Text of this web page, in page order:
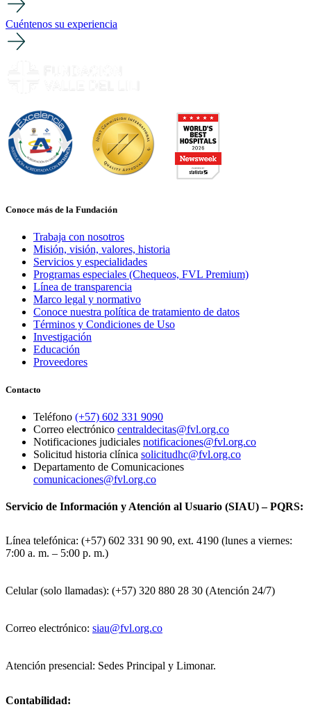
Cuéntenos su experiencia
Conoce más de la Fundación
Trabaja con nosotros
Misión, visión, valores, historia
Servicios y especialidades
Programas especiales (Chequeos, FVL Premium)
Línea de transparencia
Marco legal y normativo
Conoce nuestra política de tratamiento de datos
Términos y Condiciones de Uso
Investigación
Educación
Proveedores
Contacto
Teléfono (+57) 602 331 9090
Correo electrónico centraldecitas@fvl.org.co
Notificaciones judiciales notificaciones@fvl.org.co
Solicitud historia clínica solicitudhc@fvl.org.co
Departamento de Comunicaciones
comunicaciones@fvl.org.co
Servicio de Información y Atención al Usuario (SIAU) – PQRS:
Línea telefónica: (+57) 602 331 90 90, ext. 4190 (lunes a viernes:
7:00 a. m. – 5:00 p. m.)
Celular (solo llamadas): (+57) 320 880 28 30 (Atención 24/7)
Correo electrónico: siau@fvl.org.co
Atención presencial: Sedes Principal y Limonar.
Contabilidad: